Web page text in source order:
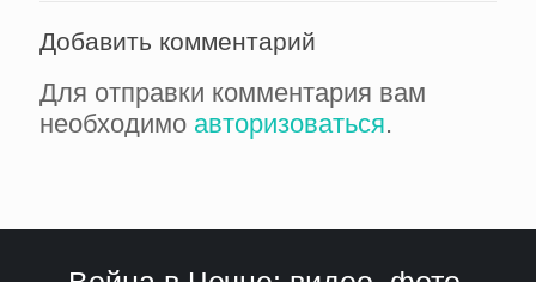
Добавить комментарий
Для отправки комментария вам
необходимо авторизоваться.